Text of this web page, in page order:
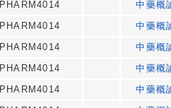
PHARM4014
中藥概
PHARM4014
中藥概
PHARM4014
中藥概
PHARM4014
中藥概
PHARM4014
中藥概